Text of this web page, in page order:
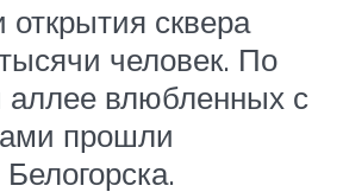
сквера
человек. По
аллее влюбленных с
прошли